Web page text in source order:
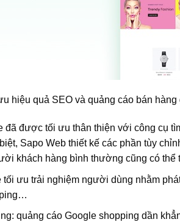
hiệu quả SEO và quảng cáo bán
đã được tối ưu thân thiện với công cụ
Sapo Web thiết kế các phần tùy
khách hàng bình thường cũng có thể
ưu trải nghiệm người dùng nhằm
quảng cáo Google shopping dần